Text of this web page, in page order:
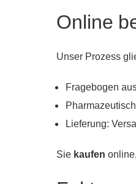
Online
Unser Prozess
Fragebogen
Lieferung:
Sie kaufen